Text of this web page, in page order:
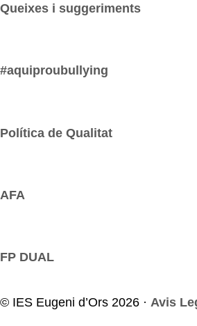
Queixes i suggeriments
#aquiproubullying
Política de Qualitat
AFA
FP DUAL
© IES Eugeni d’Ors 2026 · Avis